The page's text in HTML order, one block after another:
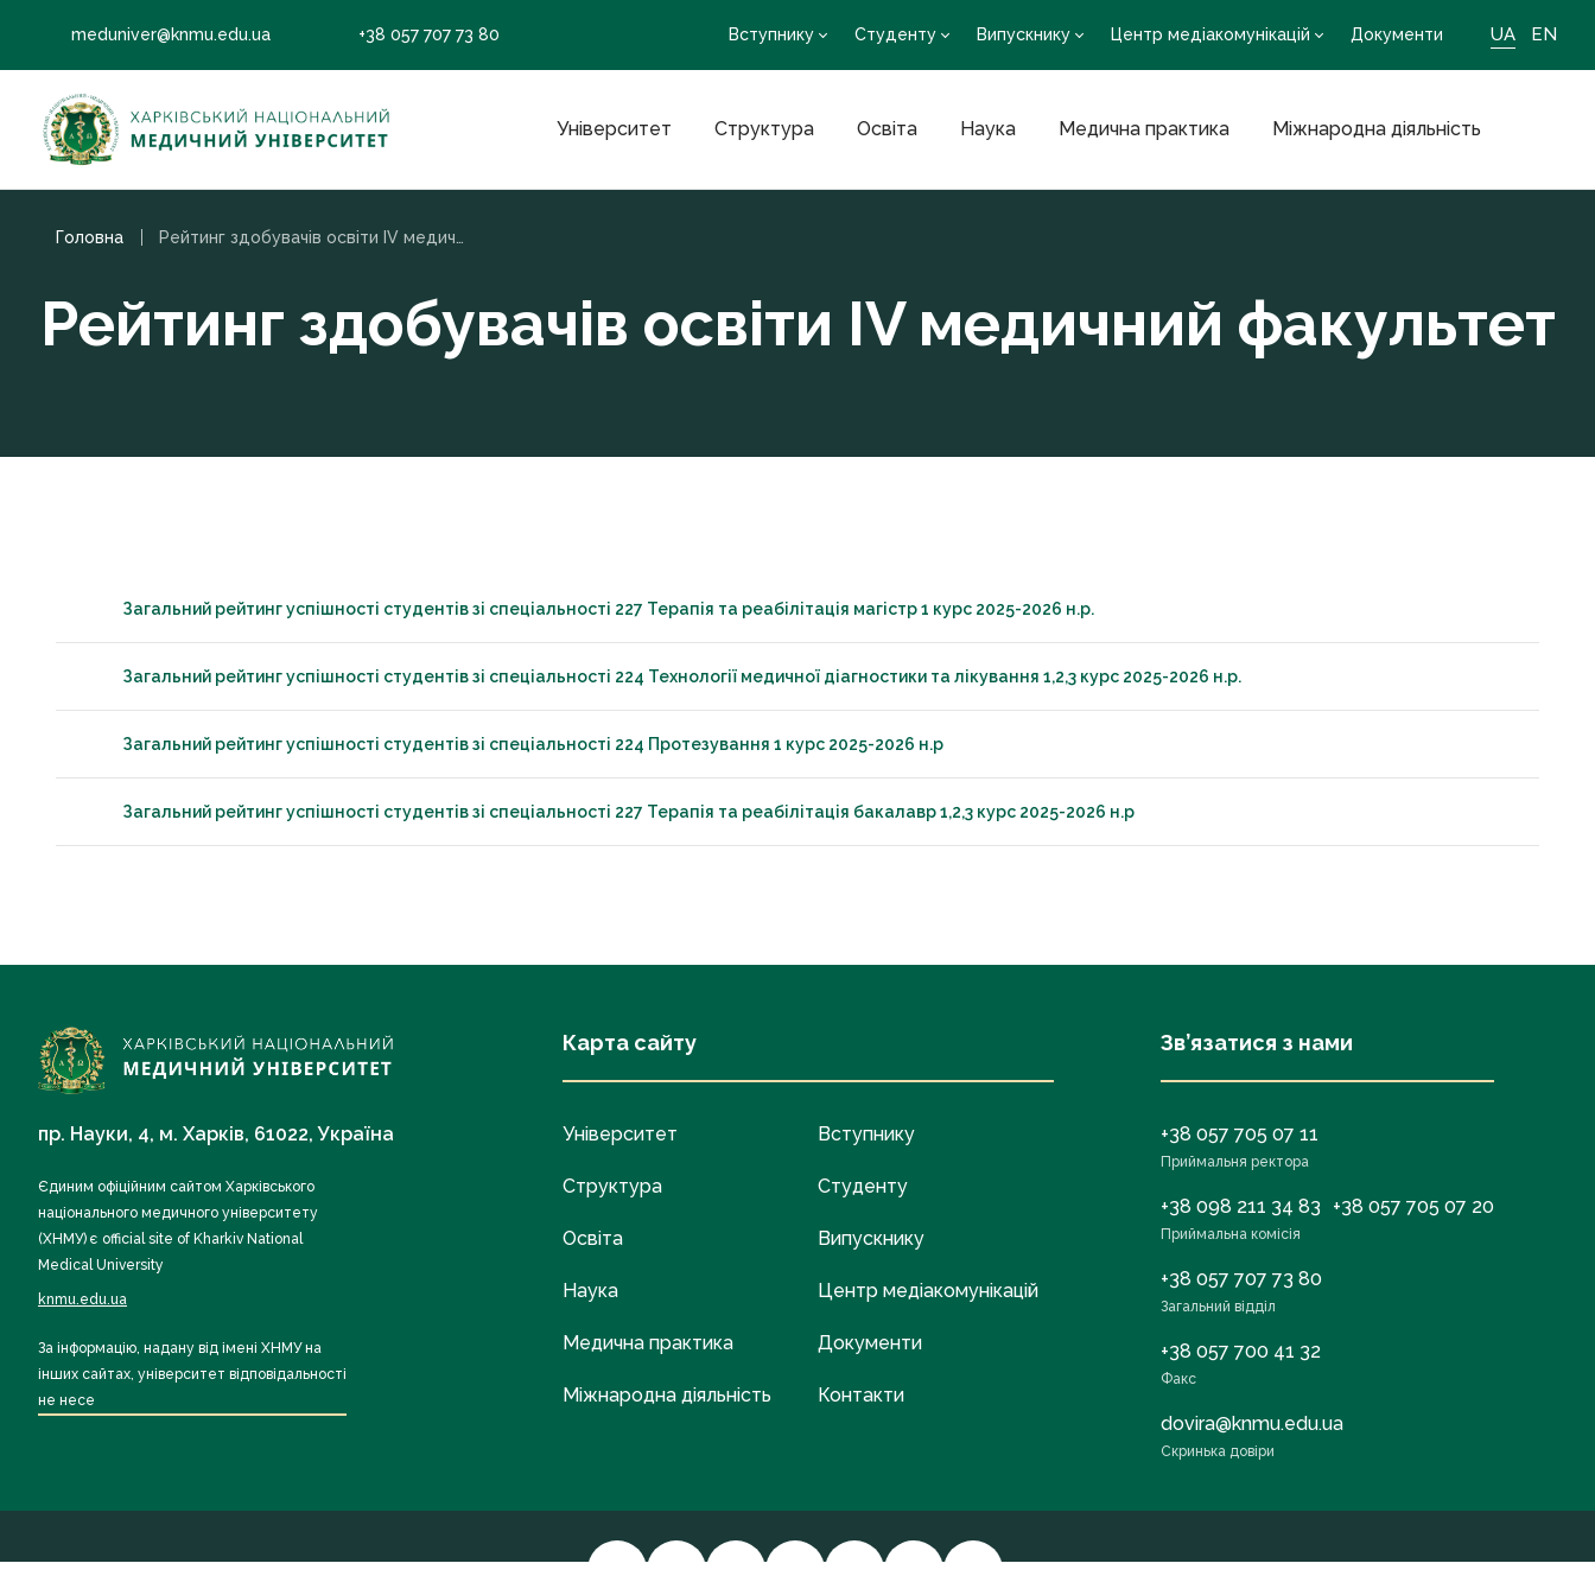
meduniver@knmu.edu.ua +38 057 707 73 80 Вступнику Студенту Випускнику Центр медіакомунікацій Документи UA EN
Університет Структура Освіта Наука Медична практика Міжнародна діяльність
Головна
Рейтинг здобувачів освіти ІV медичний факультет
Загальний рейтинг успішності студентів зі спеціальності 227 Терапія та реабілітація магістр 1 курс 2025-2026 н.р.
Загальний рейтинг успішності студентів зі спеціальності 224 Технології медичної діагностики та лікування 1,2,3 курс 2025-2026 н.р.
Загальний рейтинг успішності студентів зі спеціальності 224 Протезування 1 курс 2025-2026 н.р
Загальний рейтинг успішності студентів зі спеціальності 227 Терапія та реабілітація бакалавр 1,2,3 курс 2025-2026 н.р
пр. Науки, 4, м. Харків, 61022, Україна
Єдиним офіційним сайтом Харківського
національного медичного університету
(ХНМУ) є official site of Kharkiv National
Medical University
knmu.edu.ua
За інформацію, надану від імені ХНМУ на
інших сайтах, університет відповідальності
не несе
Карта сайту
Університет
Структура
Освіта
Наука
Медична практика
Міжнародна діяльність
Вступнику
Студенту
Випускнику
Центр медіакомунікацій
Документи
Контакти
Зв’язатися з нами
+38 057 705 07 11
Приймальня ректора
+38 098 211 34 83 +38 057 705 07 20
Приймальна комісія
+38 057 707 73 80
Загальний відділ
+38 057 700 41 32
Факс
dovira@knmu.edu.ua
Скринька довіри